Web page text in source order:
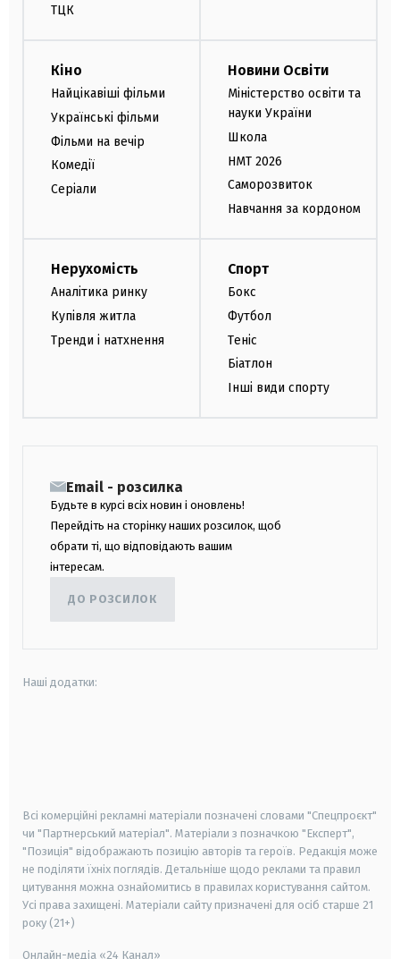
ТЦК
Кіно
Найцікавіші фільми
Українські фільми
Фільми на вечір
Комедії
Серіали
Новини Освіти
Міністерство освіти та
науки України
Школа
НМТ 2026
Саморозвиток
Навчання за кордоном
Нерухомість
Аналітика ринку
Купівля житла
Тренди і натхнення
Спорт
Бокс
Футбол
Теніс
Біатлон
Інші види спорту
Email - розсилка
Будьте в курсі всіх новин і оновлень!
Перейдіть на сторінку наших розсилок, щоб
обрати ті, що відповідають вашим
інтересам.
ДО РОЗСИЛОК
Наші додатки:
Всі комерційні рекламні матеріали позначені словами "Спецпроєкт"
чи "Партнерський матеріал". Матеріали з позначкою "Експерт",
"Позиція" відображають позицію авторів та героїв. Редакція може
не поділяти їхніх поглядів. Детальніше щодо реклами та правил
цитування можна ознайомитись в правилах користування сайтом.
Усі права захищені. Матеріали сайту призначені для осіб старше 21
року (21+)
Онлайн-медіа «24 Канал»